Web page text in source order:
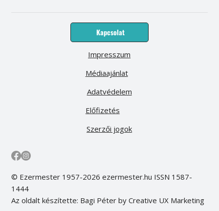
Kapcsolat
Médiaajánlat
Előfizetés
Impresszum
Adatvédelem
Szerzői jogok
© Ezermester 1957-2026 ezermester.hu ISSN 1587-
1444
Az oldalt készítette: Bagi Péter by Creative UX Marketing